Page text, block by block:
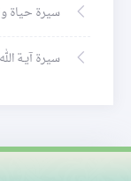
سيرة حياة
سيرة آيـة